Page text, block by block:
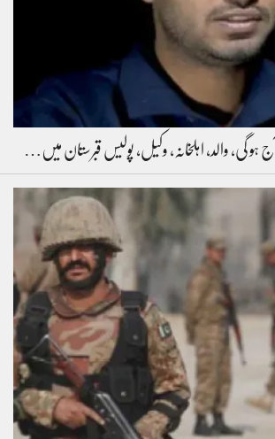
ہو گی، والد، اہلخانہ، وکیل، پولیس قبرستان میں…